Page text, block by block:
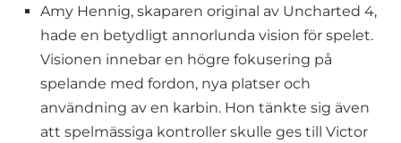
Amy Hennig, skaparen original av Uncharted 4,
hade en betydligt annorlunda vision för spelet.
Visionen innebar en högre fokusering på
spelande med fordon, nya platser och
användning av en karbin. Hon tänkte sig även
att spelmässiga kontroller skulle ges till Victor